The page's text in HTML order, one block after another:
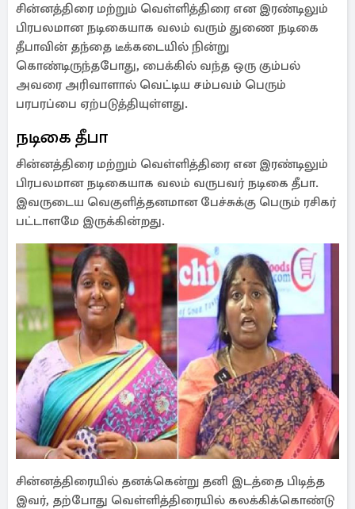
சின்னத்திரை மற்றும் வெள்ளித்திரை என இரண்டிலும்
பிரபலமான நடிகையாக வலம் வரும் துணை நடிகை
தீபாவின் தந்தை டீக்கடையில் நின்று
கொண்டிருந்தபோது, பைக்கில் வந்த ஒரு கும்பல்
அவரை அரிவாளால் வெட்டிய சம்பவம் பெரும்
பரபரப்பை ஏற்படுத்தியுள்ளது.
நடிகை தீபா
சின்னத்திரை மற்றும் வெள்ளித்திரை என இரண்டிலும்
பிரபலமான நடிகையாக வலம் வருபவர் நடிகை தீபா.
இவருடைய வெகுளித்தனமான பேச்சுக்கு பெரும் ரசிகர்
பட்டாளமே இருக்கின்றது.
சின்னத்திரையில் தனக்கென்று தனி இடத்தை பிடித்த
இவர், தற்போது வெள்ளித்திரையில் கலக்கிக்கொண்டு